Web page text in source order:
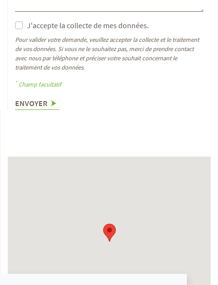
J'accepte la collecte de mes données.
Pour valider votre demande, veuillez accepter la collecte et le traitement
de vos données. Si vous ne le souhaitez pas, merci de prendre contact
avec nous par téléphone et préciser votre souhait concernant le
traitement de vos données.
*Champ facultatif
ENVOYER